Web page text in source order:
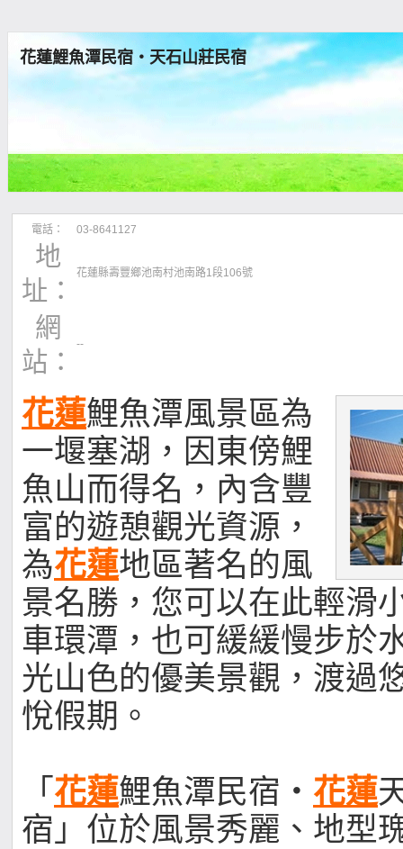
花蓮鯉魚潭民宿‧天石山莊民宿
電話： 03-8641127
地
址：
花蓮縣壽豐鄉池南村池南路1段106號
網
站：
--
花蓮鯉魚潭風景區為
一堰塞湖，因東傍鯉
魚山而得名，內含豐
富的遊憩觀光資源，
為花蓮地區著名的風
景名勝，您可以在此輕滑
車環潭，也可緩緩慢步於
光山色的優美景觀，渡過
悅假期。
「 花蓮鯉魚潭民宿‧ 花蓮
宿」位於風景秀麗、地型